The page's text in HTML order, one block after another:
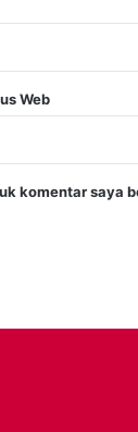
Web
komentar saya